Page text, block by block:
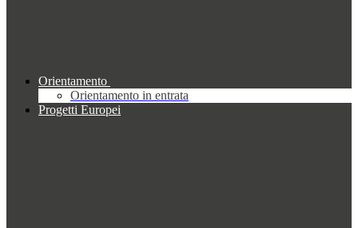
Orientamento
Orientamento in entrata
Progetti Europei